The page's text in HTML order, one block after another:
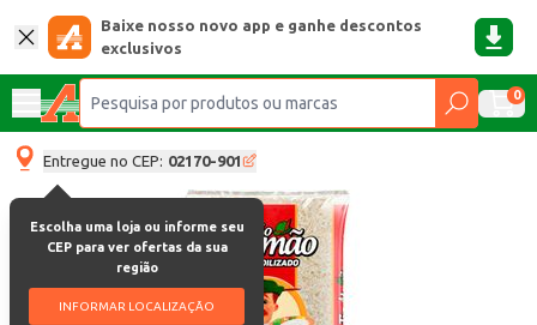
Baixe nosso novo app e ganhe descontos
exclusivos
0
Entregue no CEP: 02170-901
Escolha uma loja ou informe seu
CEP para ver ofertas da sua
região
INFORMAR LOCALIZAÇÃO